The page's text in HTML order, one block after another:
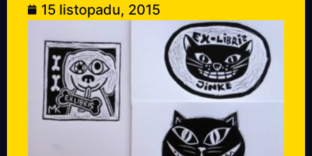
15 listopadu, 2015